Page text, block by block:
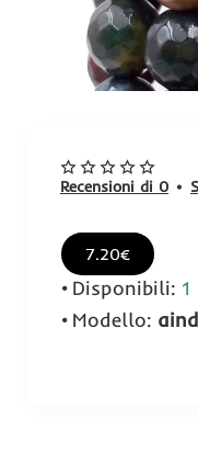
Recensioni di 0 •
7.20€
Disponibili: 1
Modello: